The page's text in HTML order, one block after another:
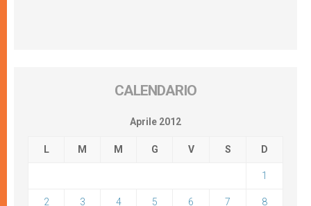
CALENDARIO
Aprile 2012
L M M G V S D
1
2 3 4 5 6 7 8